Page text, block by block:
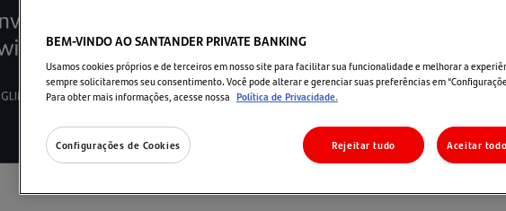
BEM-VINDO AO SANTANDER PRIVATE BANKING
Usamos cookies próprios e de terceiros em nosso site para facilitar sua funcionalidade e melhorar a
sempre solicitaremos seu consentimento. Você pode alterar e gerenciar suas preferências em
Para obter mais informações, acesse nossa Política de Privacidade.
Rejeitar tudo Aceitar
Configurações de Cookies